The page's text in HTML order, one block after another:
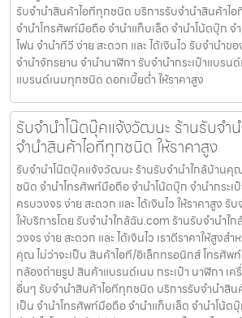
รับจำนำสินค้าไอทีทุกชนิด บริการรับจำนำสินค้าไอ
จำนำโทรศัพท์มือถือ จำนำแท็บเล็ต จำนำโน้ตบุ๊ก จ
โฟน จำนำทีวี ง่าย สะดวก และ ได้เงินไว รับจำนำ
จำนำจักรยาน จำนำนาฬิกา รับจำนำกระเป๋าแบรน
แบรนด์เนมทุกชนิด ดอกเบี้ยต่ำ ให้ราคาสูง
รับจำนำโน๊ตบุ๊คแจ้งวัฒนะ ร้านรับจ
จำนำสินค้าไอทีทุกชนิด ให้ราคาสูง
รับจำนำโน๊ตบุ๊คแจ้งวัฒนะ ร้านรับจำนำใกล้บ้านคุ
ชนิด จำนำโทรศัพท์มือถือ จำนำโน้ตบุ๊ก จำนำกระเ
ครบวงจร ง่าย สะดวก และ ได้เงินไว ให้ราคาสูง
ให้บริการโดย รับจํานําใกล้ฉัน.com ร้านรับจำนำใ
วงจร ง่าย สะดวก และ ได้เงินไว เราตีราคาให้สูง
คุณ ไม่ว่าจะเป็น สินค้าไอที/อิเล็กทรอนิกส์ โทรศัพ
กล้องถ่ายรูป สินค้าแบรนด์เนม กระเป๋า นาฬิกา เค
อื่นๆ รับจำนำสินค้าไอทีทุกชนิด บริการรับจำนำสิน
เป็น จำนำโทรศัพท์มือถือ จำนำแท็บเล็ต จำนำโน้ต